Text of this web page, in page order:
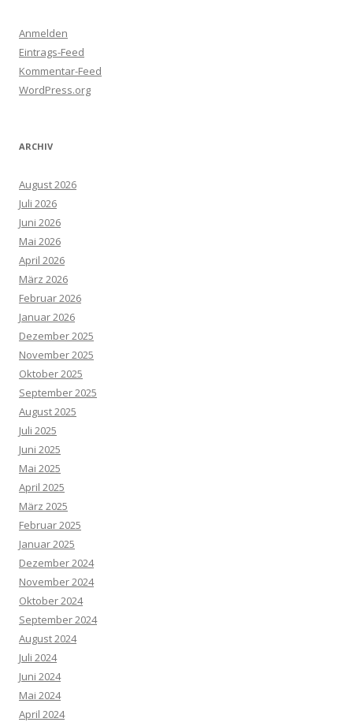
Anmelden
Eintrags-Feed
Kommentar-Feed
WordPress.org
ARCHIV
August 2026
Juli 2026
Juni 2026
Mai 2026
April 2026
März 2026
Februar 2026
Januar 2026
Dezember 2025
November 2025
Oktober 2025
September 2025
August 2025
Juli 2025
Juni 2025
Mai 2025
April 2025
März 2025
Februar 2025
Januar 2025
Dezember 2024
November 2024
Oktober 2024
September 2024
August 2024
Juli 2024
Juni 2024
Mai 2024
April 2024